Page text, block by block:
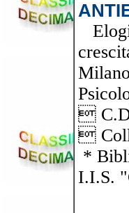


*
I.I.S.